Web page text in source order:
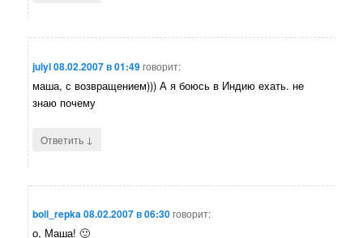
julyl08.02.2007 в 01:49говорит:
маша, с возвращением))) А я боюсь в Индию ехать. не
знаю почему
Ответить ↓
boil_repka08.02.2007 в 06:30говорит:
о, Маша! 🙂